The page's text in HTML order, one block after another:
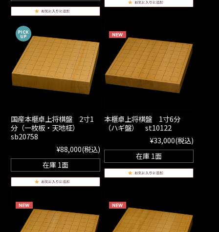
国産本榧卓上将棋盤 2寸1
分（一枚板・天地柾）
sb20758
¥88,000(税込)
在庫 1面
本榧卓上将棋盤 1寸6分
（ハギ盤） st10122
¥33,000(税込)
在庫 1面